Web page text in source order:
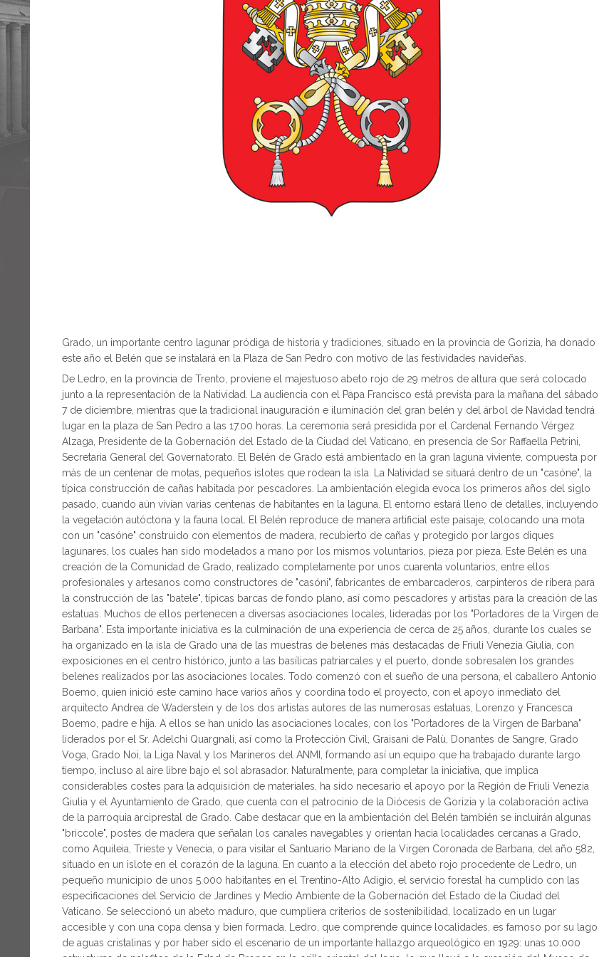
Grado, un importante centro lagunar pródiga de historia y tradiciones, situado en la provincia de Gorizia, ha donado
este año el Belén que se instalará en la Plaza de San Pedro con motivo de las festividades navideñas.
De Ledro, en la provincia de Trento, proviene el majestuoso abeto rojo de 29 metros de altura que será colocado
junto a la representación de la Natividad. La audiencia con el Papa Francisco está prevista para la mañana del sábado
7 de diciembre, mientras que la tradicional inauguración e iluminación del gran belén y del árbol de Navidad tendrá
lugar en la plaza de San Pedro a las 17.00 horas. La ceremonia será presidida por el Cardenal Fernando Vérgez
Alzaga, Presidente de la Gobernación del Estado de la Ciudad del Vaticano, en presencia de Sor Raffaella Petrini,
Secretaria General del Governatorato. El Belén de Grado está ambientado en la gran laguna viviente, compuesta por
más de un centenar de motas, pequeños islotes que rodean la isla. La Natividad se situará dentro de un "casóne", la
típica construcción de cañas habitada por pescadores. La ambientación elegida evoca los primeros años del siglo
pasado, cuando aún vivían varias centenas de habitantes en la laguna. El entorno estará lleno de detalles, incluyendo
la vegetación autóctona y la fauna local. El Belén reproduce de manera artificial este paisaje, colocando una mota
con un "casóne" construido con elementos de madera, recubierto de cañas y protegido por largos diques
lagunares, los cuales han sido modelados a mano por los mismos voluntarios, pieza por pieza. Este Belén es una
creación de la Comunidad de Grado, realizado completamente por unos cuarenta voluntarios, entre ellos
profesionales y artesanos como constructores de "casóni", fabricantes de embarcaderos, carpinteros de ribera para
la construcción de las "batele", típicas barcas de fondo plano, así como pescadores y artistas para la creación de las
estatuas. Muchos de ellos pertenecen a diversas asociaciones locales, lideradas por los "Portadores de la Virgen de
Barbana". Esta importante iniciativa es la culminación de una experiencia de cerca de 25 años, durante los cuales se
ha organizado en la isla de Grado una de las muestras de belenes más destacadas de Friuli Venezia Giulia, con
exposiciones en el centro histórico, junto a las basílicas patriarcales y el puerto, donde sobresalen los grandes
belenes realizados por las asociaciones locales. Todo comenzó con el sueño de una persona, el caballero Antonio
Boemo, quien inició este camino hace varios años y coordina todo el proyecto, con el apoyo inmediato del
arquitecto Andrea de Waderstein y de los dos artistas autores de las numerosas estatuas, Lorenzo y Francesca
Boemo, padre e hija. A ellos se han unido las asociaciones locales, con los "Portadores de la Virgen de Barbana"
liderados por el Sr. Adelchi Quargnali, así como la Protección Civil, Graisani de Palù, Donantes de Sangre, Grado
Voga, Grado Noi, la Liga Naval y los Marineros del ANMI, formando así un equipo que ha trabajado durante largo
tiempo, incluso al aire libre bajo el sol abrasador. Naturalmente, para completar la iniciativa, que implica
considerables costes para la adquisición de materiales, ha sido necesario el apoyo por la Región de Friuli Venezia
Giulia y el Ayuntamiento de Grado, que cuenta con el patrocinio de la Diócesis de Gorizia y la colaboración activa
de la parroquia arciprestal de Grado. Cabe destacar que en la ambientación del Belén también se incluirán algunas
"briccole", postes de madera que señalan los canales navegables y orientan hacia localidades cercanas a Grado,
como Aquileia, Trieste y Venecia, o para visitar el Santuario Mariano de la Virgen Coronada de Barbana, del año 582,
situado en un islote en el corazón de la laguna. En cuanto a la elección del abeto rojo procedente de Ledro, un
pequeño municipio de unos 5.000 habitantes en el Trentino-Alto Adigio, el servicio forestal ha cumplido con las
especificaciones del Servicio de Jardines y Medio Ambiente de la Gobernación del Estado de la Ciudad del
Vaticano. Se seleccionó un abeto maduro, que cumpliera criterios de sostenibilidad, localizado en un lugar
accesible y con una copa densa y bien formada. Ledro, que comprende quince localidades, es famoso por su lago
de aguas cristalinas y por haber sido el escenario de un importante hallazgo arqueológico en 1929: unas 10.000